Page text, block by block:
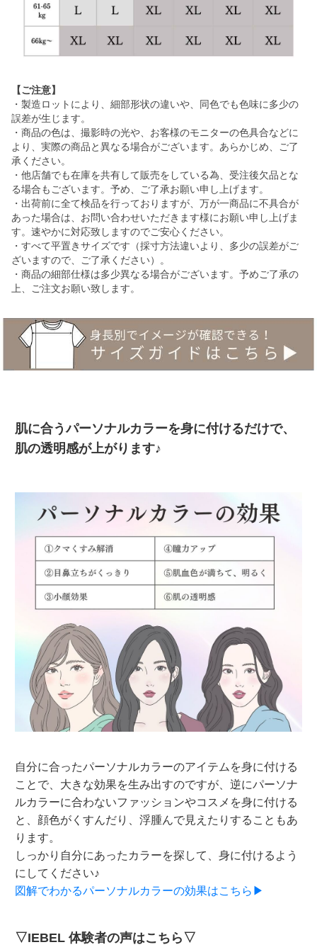
【ご注意】
・製造ロットにより、細部形状の違いや、同色でも色味に多少の
誤差が生じます。
・商品の色は、撮影時の光や、お客様のモニターの色具合などに
より、実際の商品と異なる場合がございます。あらかじめ、ご了
承ください。
・他店舗でも在庫を共有して販売をしている為、受注後欠品とな
る場合もございます。予め、ご了承お願い申し上げます。
・出荷前に全て検品を行っておりますが、万が一商品に不具合が
あった場合は、お問い合わせいただきます様にお願い申し上げま
す。速やかに対応致しますのでご安心ください。
・すべて平置きサイズです（採寸方法違いより、多少の誤差がご
ざいますので、ご了承ください）。
・商品の細部仕様は多少異なる場合がございます。予めご了承の
上、ご注文お願い致します。
肌に合うパーソナルカラーを身に付けるだけで、
肌の透明感が上がります♪
自分に合ったパーソナルカラーのアイテムを身に付ける
ことで、大きな効果を生み出すのですが、逆にパーソナ
ルカラーに合わないファッションやコスメを身に付ける
と、顔色がくすんだり、浮腫んで見えたりすることもあ
ります。
しっかり自分にあったカラーを探して、身に付けるよう
にしてください♪
図解でわかるパーソナルカラーの効果はこちら▶
▽IEBEL 体験者の声はこちら▽